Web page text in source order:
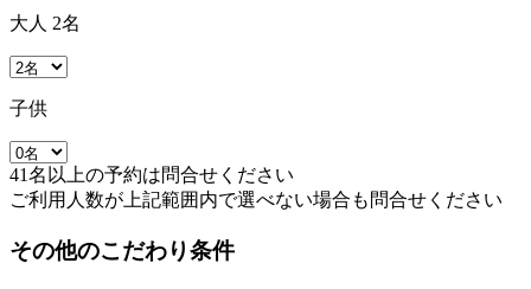
大人 2名
子供
41名以上の予約は問合せください
ご利用人数が上記範囲内で選べない場合も問合せください
その他のこだわり条件